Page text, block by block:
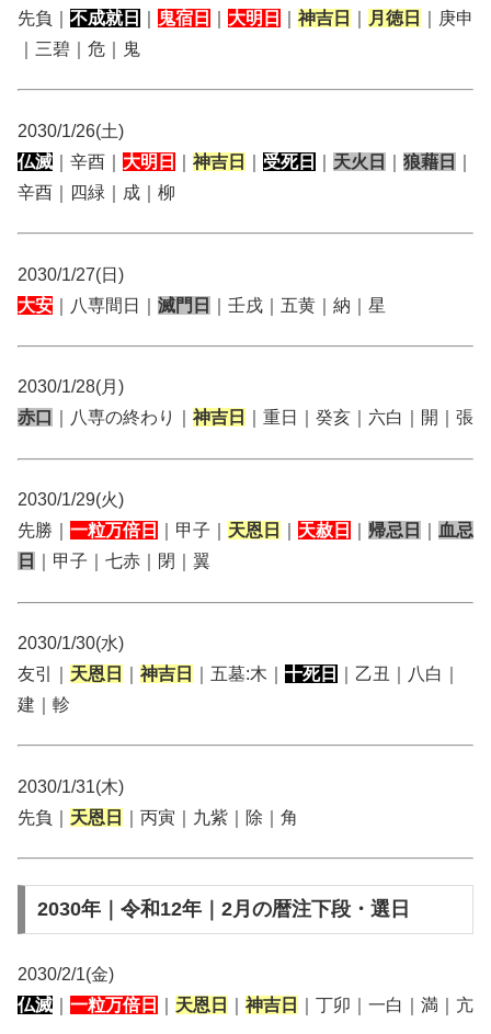
先負｜ 不成就日 鬼宿日 大明日 神吉日 月徳日
｜庚申
｜三碧｜危｜鬼
2030/1/26(土)
仏滅 ｜辛酉｜ 大明日 神吉日 受死日 天火日 狼藉日
辛酉｜四緑｜成｜柳
2030/1/27(日)
大安 ｜八専間日｜ 滅門日 ｜壬戌｜五黄｜納｜星
2030/1/28(月)
赤口
｜八専の終わり｜ 神吉日 ｜重日｜癸亥｜六白｜開｜張
2030/1/29(火)
先勝｜ 一粒万倍日 ｜甲子｜ 天恩日 天赦日 帰忌日
血忌
日
｜甲子｜七赤｜閉｜翼
2030/1/30(水)
友引｜ 天恩日 神吉日 ｜五墓:木｜ 十死日
｜乙丑｜八白｜
建｜軫
2030/1/31(木)
先負｜ 天恩日 ｜丙寅｜九紫｜除｜角
2030年｜令和12年｜2月の暦注下段・選日
2030/2/1(金)
仏滅
一粒万倍日 天恩日 神吉日 ｜丁卯｜一白｜満｜亢